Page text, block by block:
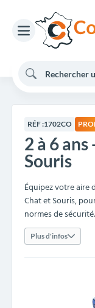
RÉF :1702CO
2 à 6
Souris
Équipez votre aire
Chat et Souris,
normes de
Plus d'infos